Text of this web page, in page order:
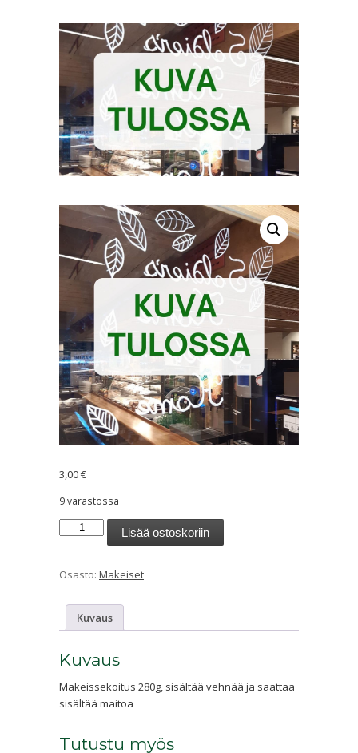
3,00€
9 varastossa
Fazer
Aarrearkku
määrä
Lisää ostoskoriin
Osasto: Makeiset
Kuvaus
Kuvaus
Makeissekoitus 280g, sisältää vehnää ja saattaa
sisältää maitoa
Tutustu myös